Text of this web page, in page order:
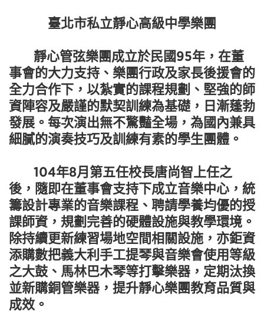
臺北市私立靜心高級中學樂團
靜心管弦樂團成立於民國95年，在董
事會的大力支持、樂團行政及家長後援會的
全力合作下，以紮實的課程規劃、堅強的師
資陣容及嚴謹的默契訓練為基礎，日漸蓬勃
發展。每次演出無不驚豔全場，為國內兼具
細膩的演奏技巧及訓練有素的學生團體。
104年8月第五任校長唐尚智上任之
後，隨即在董事會支持下成立音樂中心，統
籌設計專業的音樂課程、聘請學養均優的授
課師資，規劃完善的硬體設施與教學環境。
除持續更新練習場地空間相關設施，亦鉅資
添購數把義大利手工提琴與音樂會使用等級
之大鼓、馬林巴木琴等打擊樂器，定期汰換
並新購銅管樂器，提升靜心樂團教育品質與
成效。